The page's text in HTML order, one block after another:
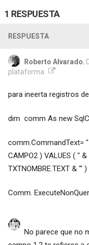
1 RESPUESTA
RESPUESTA
Roberto Alvarado,
plataforma
para ineerta registros
dim comm As new
comm.CommandText=
CAMPO2 ) VALUES ( "
TXTNOMBRE.TEXT & "' )
Comm.
No parece que no